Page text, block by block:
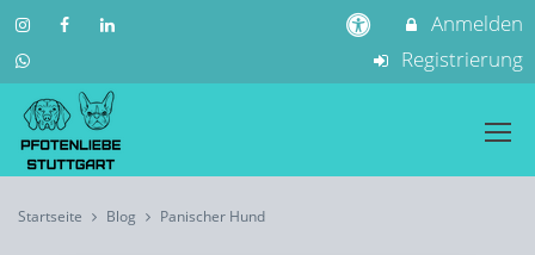
Anmelden
Registrierung
Startseite Blog Panischer Hund